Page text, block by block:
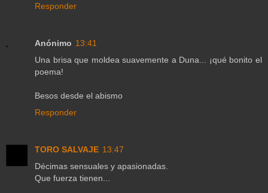
Responder
Anónimo 13:41
Una brisa que moldea suavemente a Duna... ¡qué bonito el
poema!
Besos desde el abismo
Responder
TORO SALVAJE 13:47
Décimas sensuales y apasionadas.
Que fuerza tienen...